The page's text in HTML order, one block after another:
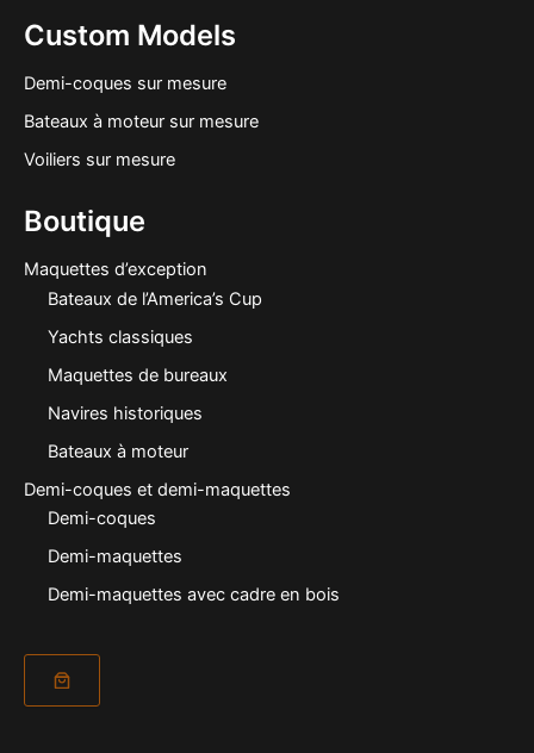
Custom Models
Demi-coques sur mesure
Bateaux à moteur sur mesure
Voiliers sur mesure
Boutique
Maquettes d’exception
Bateaux de l’America’s Cup
Yachts classiques
Maquettes de bureaux
Navires historiques
Bateaux à moteur
Demi-coques et demi-maquettes
Demi-coques
Demi-maquettes
Demi-maquettes avec cadre en bois